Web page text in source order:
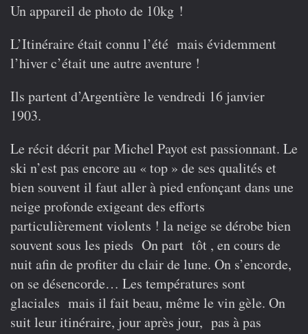
Un appareil de photo de 10kg !
L’Itinéraire était connu l’été mais évidemment
l’hiver c’était une autre aventure !
Ils partent d’Argentière le vendredi 16 janvier
1903.
Le récit décrit par Michel Payot est passionnant. Le
ski n’est pas encore au « top » de ses qualités et
bien souvent il faut aller à pied enfonçant dans une
neige profonde exigeant des efforts
particulièrement violents ! la neige se dérobe bien
souvent sous les pieds On part tôt , en cours de
nuit afin de profiter du clair de lune. On s’encorde,
on se désencorde… Les températures sont
glaciales mais il fait beau, même le vin gèle. On
suit leur itinéraire, jour après jour, pas à pas